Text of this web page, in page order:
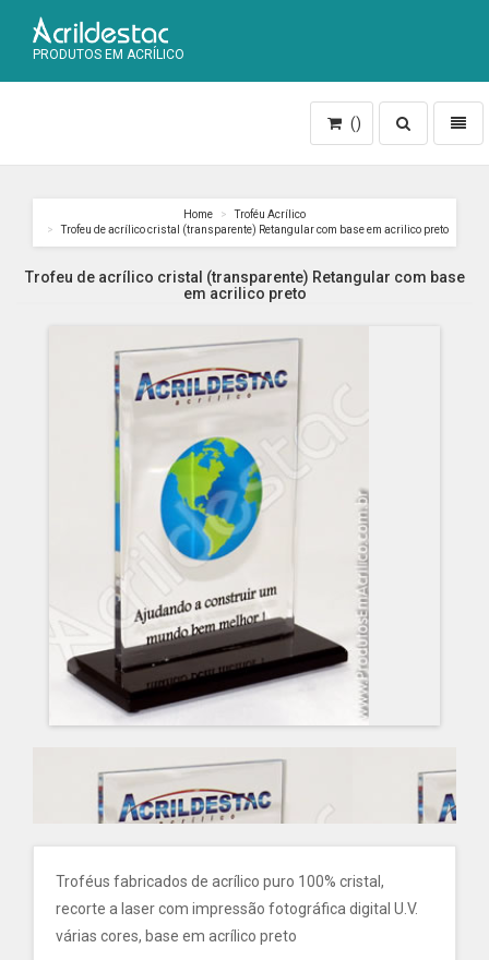
PRODUTOS EM ACRÍLICO
Toggle
search
()
Home
Troféu Acrílico
Trofeu de acrílico cristal (transparente) Retangular com base em acrilico preto
Trofeu de acrílico cristal (transparente) Retangular com base
em acrilico preto
Troféus fabricados de acrílico puro 100% cristal,
recorte a laser com impressão fotográfica digital U.V.
várias cores, base em acrílico preto